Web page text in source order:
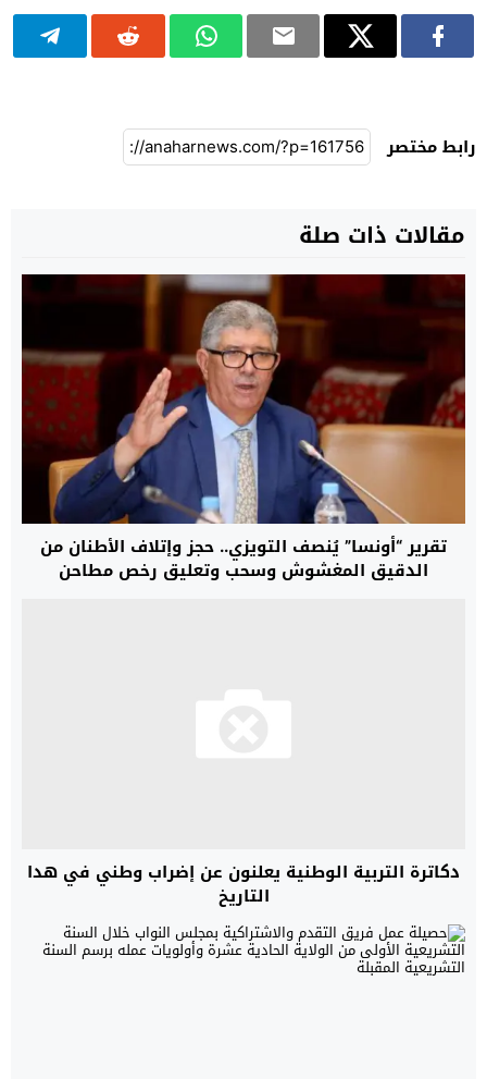
رابط مختصر
مقالات ذات صلة
تقرير “أونسا” يُنصف التويزي.. حجز وإتلاف الأطنان من
الدقيق المغشوش وسحب وتعليق رخص مطاحن
دكاترة التربية الوطنية يعلنون عن إضراب وطني في هدا
التاريخ